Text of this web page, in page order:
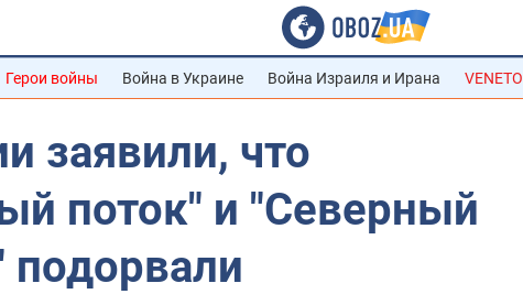
Герои войны Война в Украине Война Израиля и Ирана VENETO
заявили, что
поток" и "Северный
подорвали